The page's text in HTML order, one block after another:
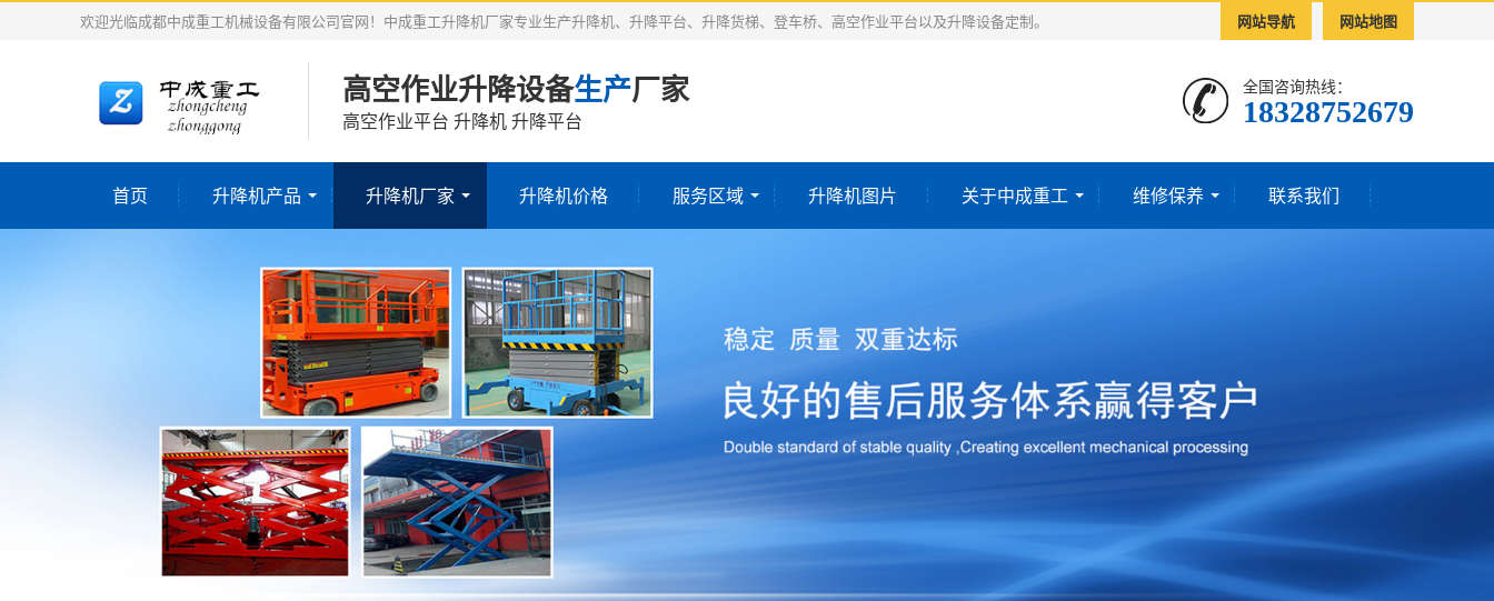
网站导航 网站地图
欢迎光临成都中成重工机械设备有限公司官网！中成重工升降机厂家专业生产升降机、升降平台、升降货梯、登车桥、高空作业平台以及升降设备定制。
高空作业升降设备生产厂家
高空作业平台 升降机 升降平台
全国咨询热线：
18328752679‬
首页 升降机产品 升降机厂家 升降机价格 服务区域 升降机图片 关于中成重工 维修保养 联系我们